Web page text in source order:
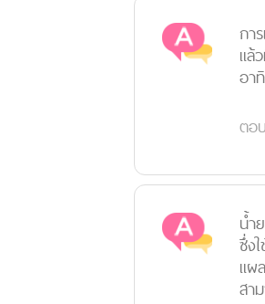
กา
แล้
อา
ตอ
น้ำ
ซึ่ง
แผ
สา